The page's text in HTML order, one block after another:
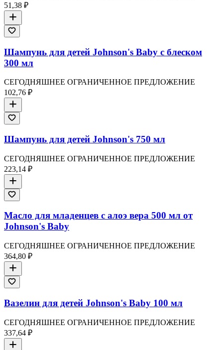
51,38 ₽
Шампунь для детей Johnson's Baby с блеском
300 мл
СЕГОДНЯШНЕЕ ОГРАНИЧЕННОЕ ПРЕДЛОЖЕНИЕ
102,76 ₽
Шампунь для детей Johnson's 750 мл
СЕГОДНЯШНЕЕ ОГРАНИЧЕННОЕ ПРЕДЛОЖЕНИЕ
223,14 ₽
Масло для младенцев с алоэ вера 500 мл от
Johnson's Baby
СЕГОДНЯШНЕЕ ОГРАНИЧЕННОЕ ПРЕДЛОЖЕНИЕ
364,80 ₽
Вазелин для детей Johnson's Baby 100 мл
СЕГОДНЯШНЕЕ ОГРАНИЧЕННОЕ ПРЕДЛОЖЕНИЕ
337,64 ₽